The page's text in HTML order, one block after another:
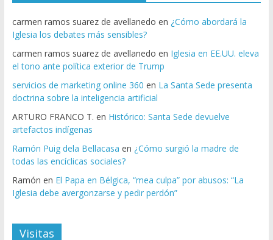
carmen ramos suarez de avellanedo en ¿Cómo abordará la
Iglesia los debates más sensibles?
carmen ramos suarez de avellanedo en Iglesia en EE.UU. eleva
el tono ante política exterior de Trump
servicios de marketing online 360 en La Santa Sede presenta
doctrina sobre la inteligencia artificial
ARTURO FRANCO T. en Histórico: Santa Sede devuelve
artefactos indígenas
Ramón Puig dela Bellacasa en ¿Cómo surgió la madre de
todas las encíclicas sociales?
Ramón en El Papa en Bélgica, “mea culpa” por abusos: “La
Iglesia debe avergonzarse y pedir perdón”
Visitas